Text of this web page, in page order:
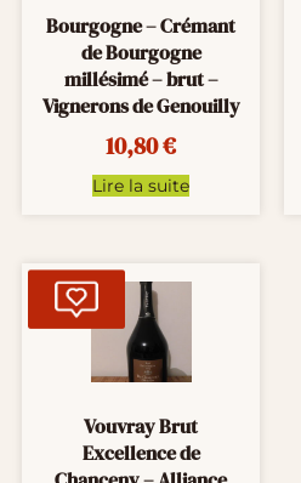
Bourgogne – Crémant
de Bourgogne
millésimé – brut –
Vignerons de Genouilly
10,80€
Lire la suite
Vouvray Brut
Excellence de